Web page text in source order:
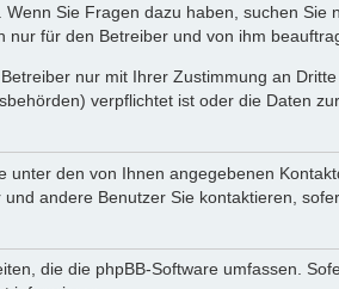
Sie Fragen dazu haben, suchen
für den Betreiber und von ihm
nur mit Ihrer Zustimmung an
verpflichtet ist oder die Daten
unter den von Ihnen angegebenen
andere Benutzer Sie kontaktieren,
die die phpBB-Software umfassen.